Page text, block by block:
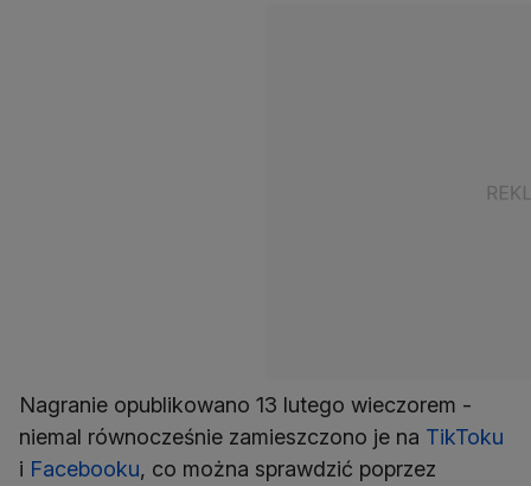
Nagranie opublikowano 13 lutego wieczorem -
niemal równocześnie zamieszczono je na TikToku
i Facebooku, co można sprawdzić poprzez